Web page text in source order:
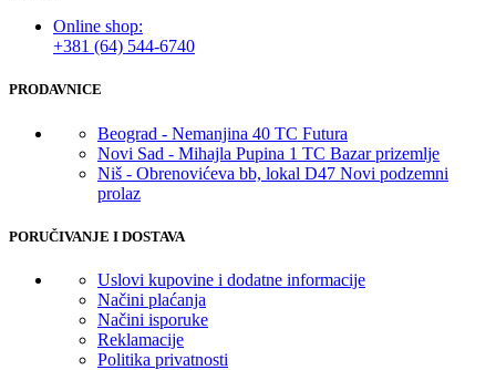
Online shop:
+381 (64) 544-6740
PRODAVNICE
Beograd - Nemanjina 40 TC Futura
Novi Sad - Mihajla Pupina 1 TC Bazar prizemlje
Niš - Obrenovićeva bb, lokal D47 Novi podzemni
prolaz
PORUČIVANJE I DOSTAVA
Uslovi kupovine i dodatne informacije
Načini plaćanja
Načini isporuke
Reklamacije
Politika privatnosti